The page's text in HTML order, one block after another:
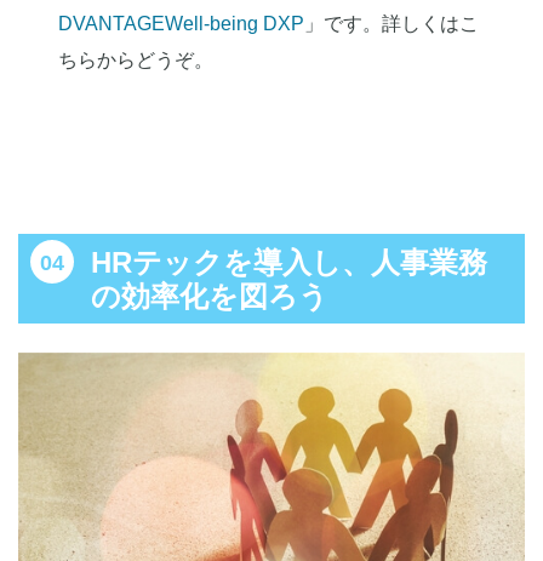
DVANTAGEWell-being DXP 」です。詳しくはこ
ちらからどうぞ。
HRテックを導入し、人事業務
の効率化を図ろう